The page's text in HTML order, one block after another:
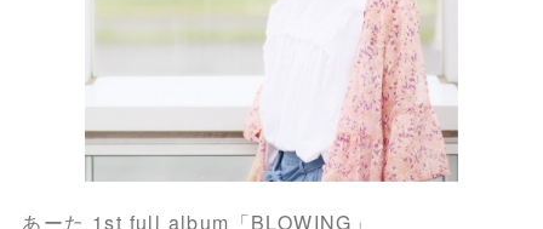
あーた 1st full album「BLOWING」